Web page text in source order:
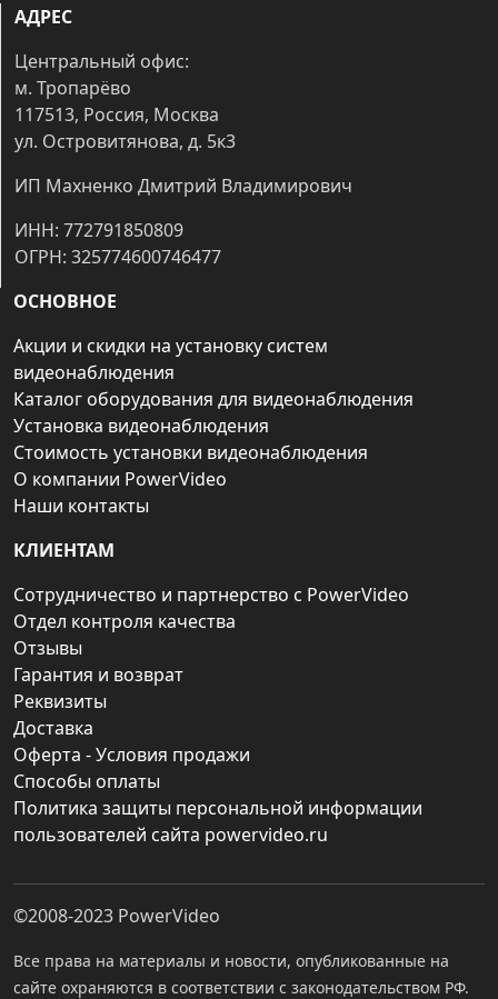
АДРЕС
Центральный офис:
м. Тропарёво
117513, Россия, Москва
ул. Островитянова, д. 5к3
ИП Махненко Дмитрий Владимирович
ИНН: 772791850809
ОГРН: 325774600746477
ОСНОВНОЕ
Акции и скидки на установку систем
видеонаблюдения
Каталог оборудования для видеонаблюдения
Установка видеонаблюдения
Стоимость установки видеонаблюдения
О компании PowerVideo
Наши контакты
КЛИЕНТАМ
Сотрудничество и партнерство с PowerVideo
Отдел контроля качества
Отзывы
Гарантия и возврат
Реквизиты
Доставка
Оферта - Условия продажи
Способы оплаты
Политика защиты персональной информации
пользователей сайта powervideo.ru
©2008-2023 PowerVideo
Все права на материалы и новости, опубликованные на
сайте охраняются в соответствии с законодательством РФ.